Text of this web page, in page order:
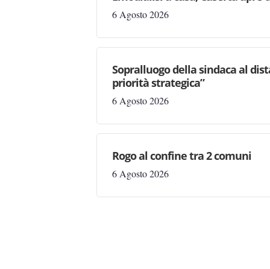
6 Agosto 2026
Sopralluogo della sindaca al
priorità strategica”
6 Agosto 2026
Rogo al confine tra 2 comuni
6 Agosto 2026